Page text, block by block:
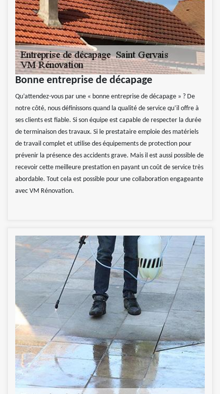
Bonne entreprise de décapage
Qu’attendez-vous par une « bonne entreprise de décapage » ? De
notre côté, nous définissons quand la qualité de service qu’il offre à
ses clients est fiable. Si son équipe est capable de respecter la durée
de terminaison des travaux. Si le prestataire emploie des matériels
de travail complet et utilise des équipements de protection pour
prévenir la présence des accidents grave. Mais il est aussi possible de
recevoir cette meilleure prestation en payant un coût de service très
abordable. Tout cela est possible pour une collaboration engageante
avec VM Rénovation.